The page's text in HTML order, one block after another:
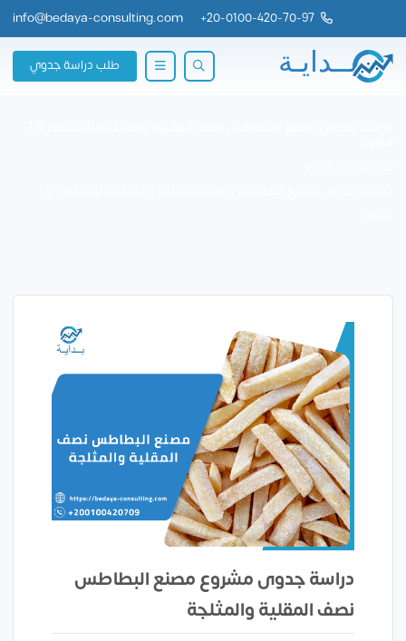
20-0100-420-70-97
+
info@bedaya-consulting.com
طلب دراسة جدوي
دراسة جدوى مشروع مصنع البطاطس
نصف المقلية والمثلجة